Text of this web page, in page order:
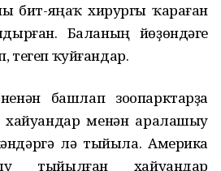
бит-яңаҡ хирургы ҡараған
Баланың йөҙөндәге
тегеп ҡуйғандар.
башлап зоопарктарҙа
менән аралашыу
лә тыйыла. Америка
тыйылған хайуандар